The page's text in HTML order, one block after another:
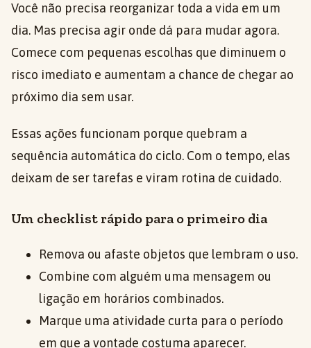
Você não precisa reorganizar toda a vida em um
dia. Mas precisa agir onde dá para mudar agora.
Comece com pequenas escolhas que diminuem o
risco imediato e aumentam a chance de chegar ao
próximo dia sem usar.
Essas ações funcionam porque quebram a
sequência automática do ciclo. Com o tempo, elas
deixam de ser tarefas e viram rotina de cuidado.
Um checklist rápido para o primeiro dia
Remova ou afaste objetos que lembram o uso.
Combine com alguém uma mensagem ou
ligação em horários combinados.
Marque uma atividade curta para o período
em que a vontade costuma aparecer.